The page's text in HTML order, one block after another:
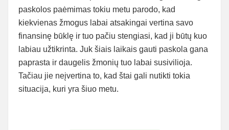
paskolos paėmimas tokiu metu parodo, kad
kiekvienas žmogus labai atsakingai vertina savo
finansinę būklę ir tuo pačiu stengiasi, kad ji būtų kuo
labiau užtikrinta. Juk šiais laikais gauti paskola gana
paprasta ir daugelis žmonių tuo labai susivilioja.
Tačiau jie neįvertina to, kad štai gali nutikti tokia
situacija, kuri yra šiuo metu.